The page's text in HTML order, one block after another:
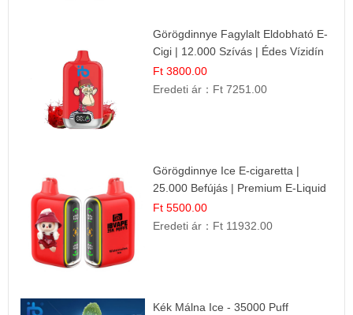
Görögdinnye Fagylalt Eldobható E-
Cigi | 12.000 Szívás | Édes Vízidín
Íz
Ft 3800.00
Eredeti ár： Ft 7251.00
Görögdinnye Ice E-cigaretta |
25.000 Befújás | Premium E-Liquid
Ft 5500.00
Eredeti ár： Ft 11932.00
Kék Málna Ice - 35000 Puff